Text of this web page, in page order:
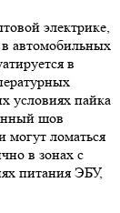
электрике,
в автомобильных
в
условиях пайка
шов
могут ломаться
в зонах с
питания ЭБУ,